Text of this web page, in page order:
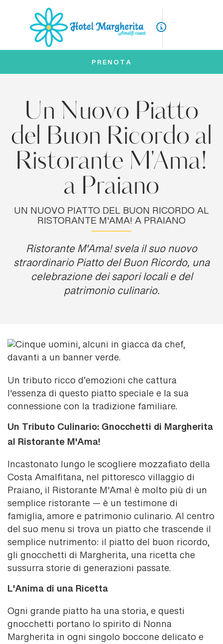
PRENOTA
Un Nuovo Piatto
del Buon Ricordo al
Ristorante M'Ama!
a Praiano
UN NUOVO PIATTO DEL BUON RICORDO AL
RISTORANTE M'AMA! A PRAIANO
Ristorante M'Ama! svela il suo nuovo
straordinario Piatto del Buon Ricordo, una
celebrazione dei sapori locali e del
patrimonio culinario.
Un tributo ricco d’emozioni che cattura
l'essenza di questo piatto speciale e la sua
connessione con la tradizione familiare.
Un Tributo Culinario: Gnocchetti di Margherita
al Ristorante M'Ama!
Incastonato lungo le scogliere mozzafiato della
Costa Amalfitana, nel pittoresco villaggio di
Praiano, il Ristorante M'Ama! è molto più di un
semplice ristorante — è un testimone di
famiglia, amore e patrimonio culinario. Al centro
del suo menu si trova un piatto che trascende il
semplice nutrimento: il piatto del buon ricordo,
gli gnocchetti di Margherita, una ricetta che
sussurra storie di generazioni passate.
L'Anima di una Ricetta
Ogni grande piatto ha una storia, e questi
gnocchetti portano lo spirito di Nonna
Margherita in ogni singolo boccone delicato e